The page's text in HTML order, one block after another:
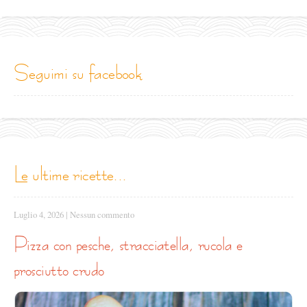
seguimi su facebook
le ultime ricette...
Luglio 4, 2026 | Nessun commento
pizza con pesche, stracciatella, rucola e
prosciutto crudo